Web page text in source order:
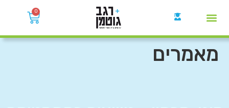
0
מאמרים